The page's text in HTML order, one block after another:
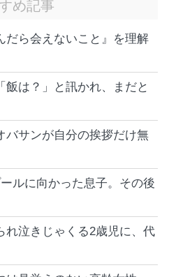
め記事
だら会えないこと』を理解
飯は？」と訊かれ、まだと
バサンが自分の挨拶だけ無
ルに向かった息子。その後
れ泣きじゃくる2歳児に、代